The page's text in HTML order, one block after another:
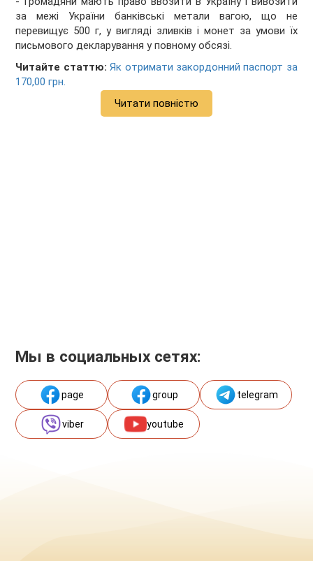
за межі України банківські метали вагою, що не
перевищує 500 г, у вигляді зливків і монет за умови їх
письмового декларування у повному обсязі.
Читайте статтю:Як отримати закордонний паспорт за
170,00 грн.
Читати повністю
Мы в социальных сетях:
page group telegram
viber youtube